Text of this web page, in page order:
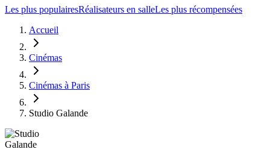
Les plus populairesRéalisateurs en salleLes plus récompensées
Accueil
Cinémas
Cinémas à Paris
Studio Galande